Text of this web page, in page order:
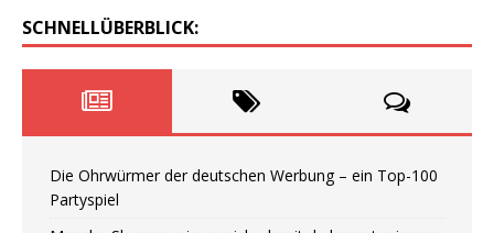
SCHNELLÜBERBLICK:
Die Ohrwürmer der deutschen Werbung – ein Top-100
Partyspiel